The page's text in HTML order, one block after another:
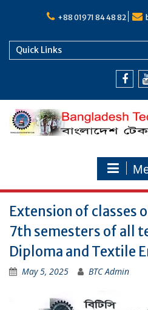
+88 01971 84 48 82
Quick Links
Extension of classes
7th semesters of all
Diploma and Textile
May 5, 2025 BTC Admin